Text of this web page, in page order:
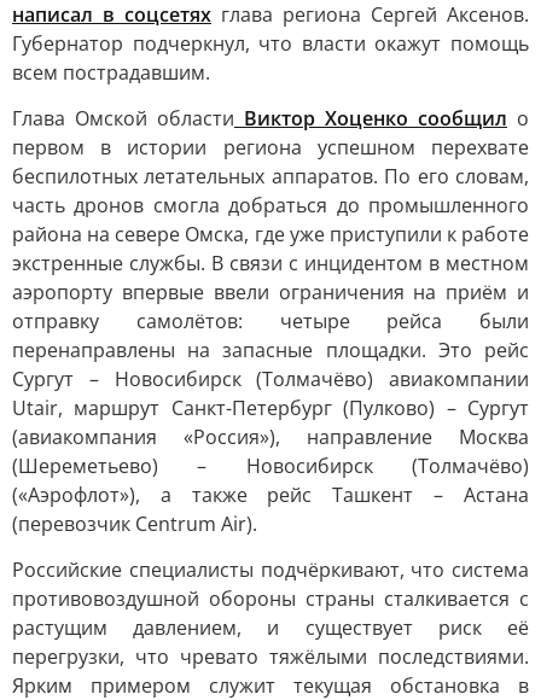
написал в соцсетях глава региона Сергей Аксенов.
Губернатор подчеркнул, что власти окажут помощь
всем пострадавшим.
Глава Омской области Виктор Хоценко сообщил о
первом в истории региона успешном перехвате
беспилотных летательных аппаратов. По его словам,
часть дронов смогла добраться до промышленного
района на севере Омска, где уже приступили к работе
экстренные службы. В связи с инцидентом в местном
аэропорту впервые ввели ограничения на приём и
отправку самолётов: четыре рейса были
перенаправлены на запасные площадки. Это рейс
Сургут – Новосибирск (Толмачёво) авиакомпании
Utair, маршрут Санкт-Петербург (Пулково) – Сургут
(авиакомпания «Россия»), направление Москва
(Шереметьево) – Новосибирск (Толмачёво)
(«Аэрофлот»), а также рейс Ташкент – Астана
(перевозчик Centrum Air).
Российские специалисты подчёркивают, что система
противовоздушной обороны страны сталкивается с
растущим давлением, и существует риск её
перегрузки, что чревато тяжёлыми последствиями.
Ярким примером служит текущая обстановка в